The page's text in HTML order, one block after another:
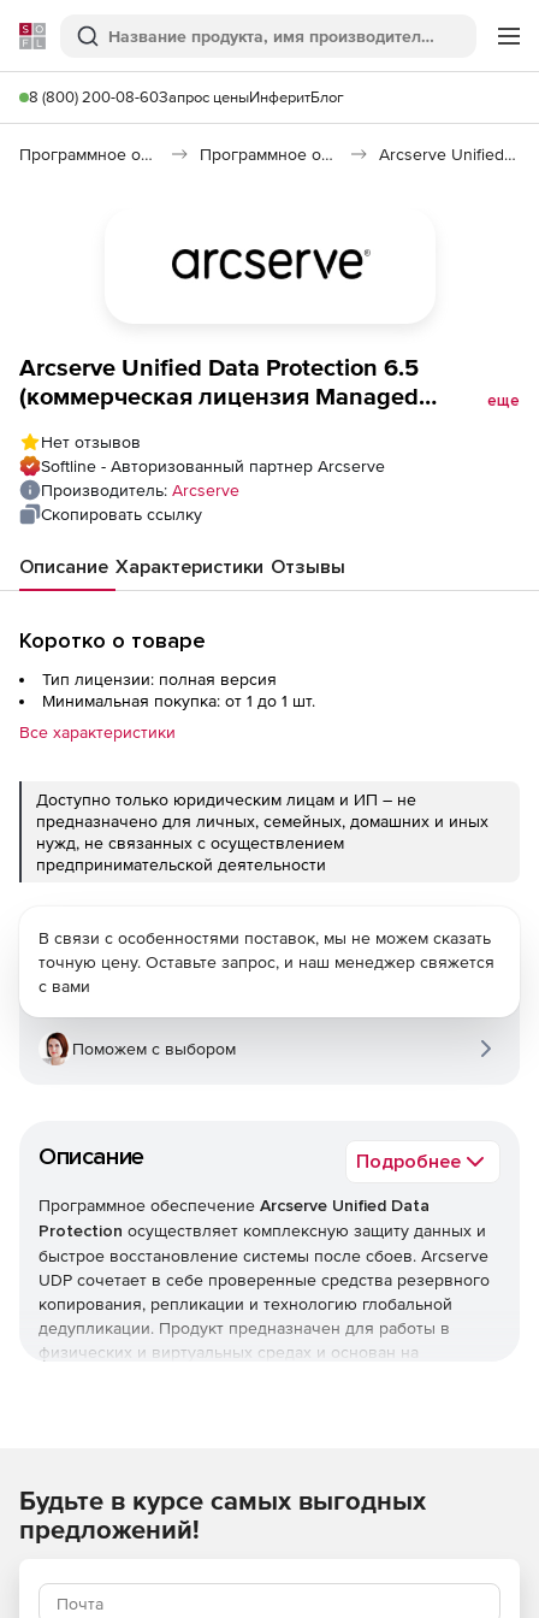
Softline
Поиск
8 (800) 200-08-60Запрос ценыИнферитБлог
Программное обеспечение для работы с файлами и дисками Программное обеспечение для резервного копирования Arcserve Unified Data Protection 7.0
Arcserve Unified Data Protection 6.5
(коммерческая лицензия Managed
терабайт
еще
Нет отзывов
Softline - Авторизованный партнер Arcserve
Производитель: Arcserve
Скопировать ссылку
Описание Характеристики Отзывы
Коротко о товаре
Тип лицензии: полная версия
Минимальная покупка: от 1 до 1 шт.
Все характеристики
Доступно только юридическим лицам и ИП – не
предназначено для личных, семейных, домашних и иных
нужд, не связанных с осуществлением
предпринимательской деятельности
Описание Подробнее
Программное обеспечение Arcserve Unified Data
Protection осуществляет комплексную защиту данных и
быстрое восстановление системы после сбоев. Arcserve
UDP сочетает в себе проверенные средства резервного
копирования, репликации и технологию глобальной
дедупликации. Продукт предназначен для работы в
физических и виртуальных средах и основан на
масштабировать IT-среды локально или с использованием
облачных технологий. Решение оперативно
восстанавливает систему после сбоев и проводит
работы компании систем, приложений и данных, что
В связи с особенностями поставок, мы не можем сказать
точную цену. Оставьте запрос, и наш менеджер свяжется
с вами
Поможем с выбором
Будьте в курсе самых выгодных
предложений!